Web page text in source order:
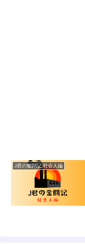
J君の奮闘記 社会人編